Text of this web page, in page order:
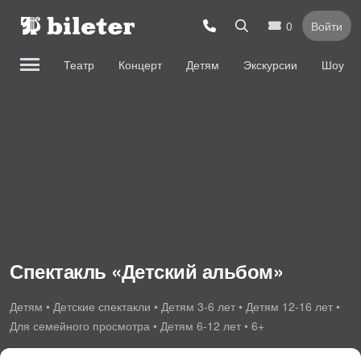
0 Войти
Театр Концерт Детям Экскурсии Шоу
Спектакль «Детский альбом»
Детям • Детские спектакли • Детям 3-6 лет • Детям 12-16 лет •
Для семейного просмотра • Детям 6-12 лет • 6+